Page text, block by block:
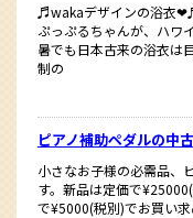
♬wakaデザインの浴衣
ぷっぷるちゃんが、ハワ
暑でも日本古来の浴衣は
制の
ピアノ補助ペダルの中
小さなお子様の必需品、
す。新品は定価で
で¥5000(税別)でお買い